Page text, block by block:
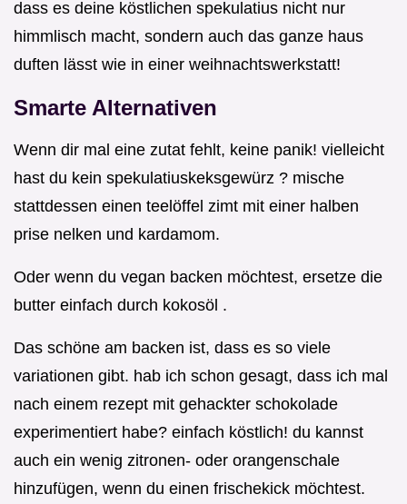
dass es deine köstlichen spekulatius nicht nur
himmlisch macht, sondern auch das ganze haus
duften lässt wie in einer weihnachtswerkstatt!
Smarte Alternativen
Wenn dir mal eine zutat fehlt, keine panik! vielleicht
hast du kein spekulatiuskeksgewürz ? mische
stattdessen einen teelöffel zimt mit einer halben
prise nelken und kardamom.
Oder wenn du vegan backen möchtest, ersetze die
butter einfach durch kokosöl .
Das schöne am backen ist, dass es so viele
variationen gibt. hab ich schon gesagt, dass ich mal
nach einem rezept mit gehackter schokolade
experimentiert habe? einfach köstlich! du kannst
auch ein wenig zitronen- oder orangenschale
hinzufügen, wenn du einen frischekick möchtest.